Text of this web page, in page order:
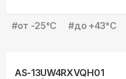
#от -25°С #до +43°С
AS-13UW4RXVQH01